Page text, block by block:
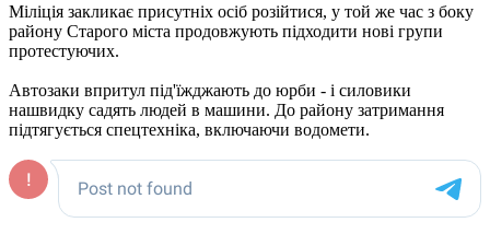
Міліція закликає присутніх осіб розійтися, у той же час з боку
району Старого міста продовжують підходити нові групи
протестуючих.
Автозаки впритул під'їжджають до юрби - і силовики
нашвидку садять людей в машини. До району затримання
підтягується спецтехніка, включаючи водомети.